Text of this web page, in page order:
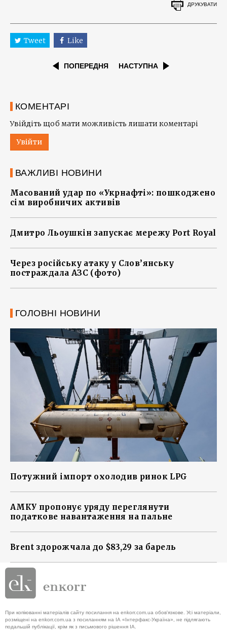
ДРУКУВАТИ
Tweet Like
ПОПЕРЕДНЯ НАСТУПНА
КОМЕНТАРІ
Увійдіть щоб мати можливість лишати коментарі
Увійти
ВАЖЛИВІ НОВИНИ
Масований удар по «Укрнафті»: пошкоджено
сім виробничих активів
Дмитро Льоушкін запускає мережу Port Royal
Через російську атаку у Слов’янську
постраждала АЗС (фото)
ГОЛОВНІ НОВИНИ
Потужний імпорт охолодив ринок LPG
АМКУ пропонує уряду переглянути
податкове навантаження на пальне
Brent здорожчала до $83,29 за барель
При копіюванні матеріалів сайту посилання на enkorr.com.ua обов'язкове. Усі матеріали,
розміщені на enkorr.com.ua з посиланням на ІА «Інтерфакс-Україна», не підлягають
подальшій публікації, крім як з письмового рішення ІА.